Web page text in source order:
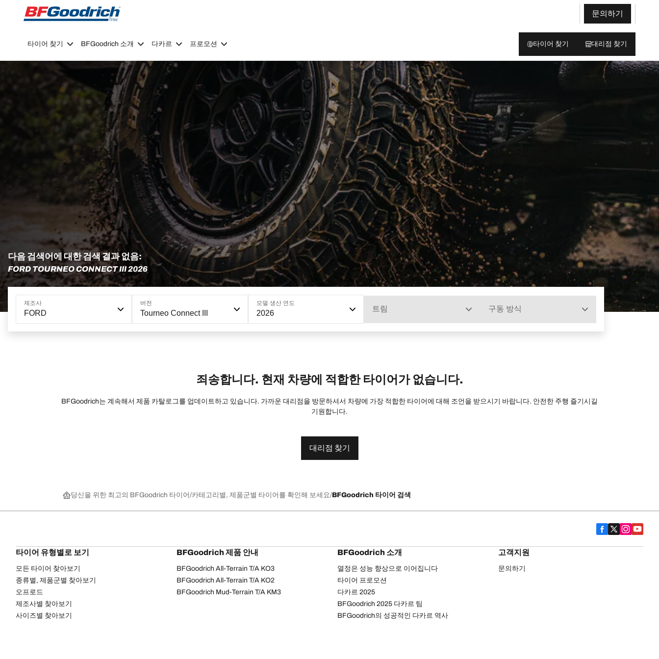
Go to page content
Go to page navigation
문의하기
타이어 찾기 BFGoodrich 소개 다카르 프로모션 타이어 찾기 대리점 찾기
다음 검색어에 대한 검색 결과 없음:
FORD TOURNEO CONNECT III 2026
제조사
FORD
버전
Tourneo Connect III
모델 생산 연도
2026
트림 구동 방식
죄송합니다. 현재 차량에 적합한 타이어가 없습니다.
BFGoodrich는 계속해서 제품 카탈로그를 업데이트하고 있습니다. 가까운 대리점을 방문하셔서 차량에 가장 적합한 타이어에 대해 조언을 받으시기 바랍니다. 안전한 주행 즐기시길
기원합니다.
대리점 찾기
당신을 위한 최고의 BFGoodrich 타이어 카테고리별, 제품군별 타이어를 확인해 보세요 BFGoodrich 타이어 검색
타이어 유형별로 보기
모든 타이어 찾아보기
종류별, 제품군별 찾아보기
오프로드
제조사별 찾아보기
사이즈별 찾아보기
BFGoodrich 제품 안내
BFGoodrich All-Terrain T/A KO3
BFGoodrich All-Terrain T/A KO2
BFGoodrich Mud-Terrain T/A KM3
BFGoodrich 소개
열정은 성능 향상으로 이어집니다
타이어 프로모션
다카르 2025
BFGoodrich 2025 다카르 팀
BFGoodrich의 성공적인 다카르 역사
고객지원
문의하기